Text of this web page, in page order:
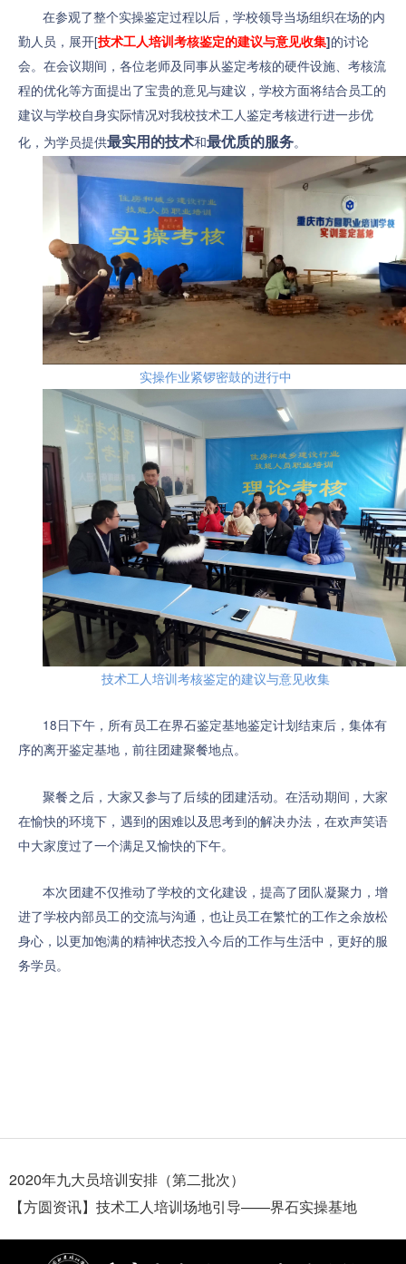
在参观了整个实操鉴定过程以后，学校领导当场组织在场的内
勤人员，展开[技术工人培训考核鉴定的建议与意见收集]的讨论
会。在会议期间，各位老师及同事从鉴定考核的硬件设施、考核流
程的优化等方面提出了宝贵的意见与建议，学校方面将结合员工的
建议与学校自身实际情况对我校技术工人鉴定考核进行进一步优
化，为学员提供最实用的技术和最优质的服务。
实操作业紧锣密鼓的进行中
技术工人培训考核鉴定的建议与意见收集
18日下午，所有员工在界石鉴定基地鉴定计划结束后，集体有
序的离开鉴定基地，前往团建聚餐地点。
聚餐之后，大家又参与了后续的团建活动。在活动期间，大家
在愉快的环境下，遇到的困难以及思考到的解决办法，在欢声笑语
中大家度过了一个满足又愉快的下午。
本次团建不仅推动了学校的文化建设，提高了团队凝聚力，增
进了学校内部员工的交流与沟通，也让员工在繁忙的工作之余放松
身心，以更加饱满的精神状态投入今后的工作与生活中，更好的服
务学员。
2020年九大员培训安排（第二批次）
【方圆资讯】技术工人培训场地引导——界石实操基地